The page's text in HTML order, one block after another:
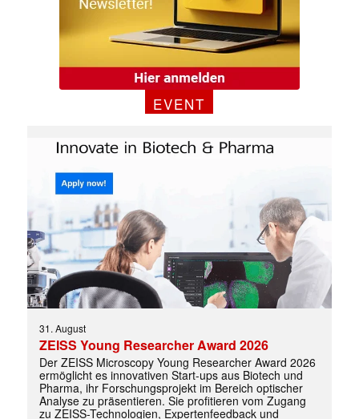
EVENT
31. August
ZEISS Young Researcher Award 2026
Der ZEISS Microscopy Young Researcher Award 2026
ermöglicht es innovativen Start-ups aus Biotech und
Pharma, ihr Forschungsprojekt im Bereich optischer
Analyse zu präsentieren. Sie profitieren vom Zugang
zu ZEISS-Technologien, Expertenfeedback und